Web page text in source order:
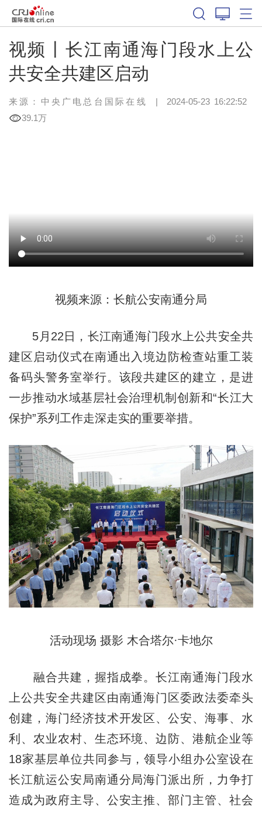
视频丨长江南通海门段水上公
共安全共建区启动
来源：中央广电总台国际在线 | 2024-05-23 16:22:52
39.1万
视频来源：长航公安南通分局
5月22日，长江南通海门段水上公共安全共
建区启动仪式在南通出入境边防检查站重工装
备码头警务室举行。该段共建区的建立，是进
一步推动水域基层社会治理机制创新和“长江大
保护”系列工作走深走实的重要举措。
活动现场 摄影 木合塔尔·卡地尔
融合共建，握指成拳。长江南通海门段水
上公共安全共建区由南通海门区委政法委牵头
创建，海门经济技术开发区、公安、海事、水
利、农业农村、生态环境、边防、港航企业等
18家基层单位共同参与，领导小组办公室设在
长江航运公安局南通分局海门派出所，力争打
造成为政府主导、公安主推、部门主管、社会